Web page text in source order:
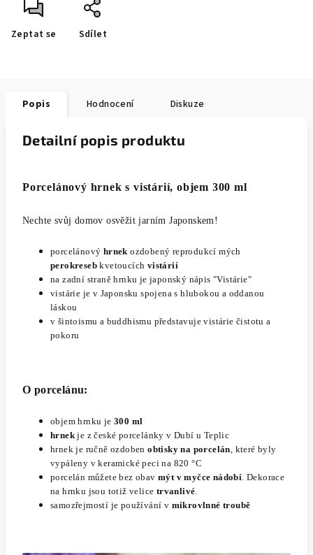
Zeptat se Sdílet
Popis Hodnocení Diskuze
Detailní popis produktu
Porcelánový hrnek s vistárií, objem 300 ml
Nechte svůj domov osvěžit jarním Japonskem!
porcelánový hrnek ozdobený reprodukcí mých
perokresebkvetoucích vistárií
na zadní straně hrnku je japonský nápis "Vistárie"
vistárie je v Japonsku spojena s hlubokou a oddanou
láskou
v šintoismu a buddhismu představuje vistárie čistotu a
pokoru
O porcelánu:
objem hrnku je 300 ml
hrnek je z české porcelánky v Dubí u Teplic
hrnek je ručně ozdobenobtisky na porcelán, které byly
vypáleny v keramické peci na 820 °C
porcelán můžete bez obav mýt v myčce nádobí. Dekorace
na hrnku jsou totiž velice trvanlivé.
samozřejmostí je používání v mikrovlnné troubě